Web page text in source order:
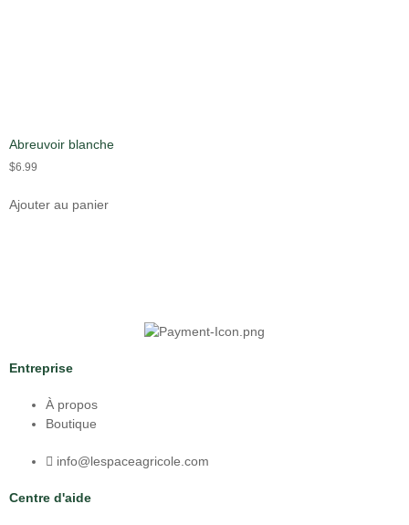
Abreuvoir blanche
$6.99
Ajouter au panier
Entreprise
À propos
Boutique
info@lespaceagricole.com
Centre d'aide